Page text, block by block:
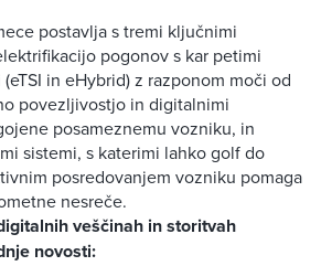
postavlja s tremi ključnimi
pogonov s kar petimi
in eHybrid) z razponom moči od
povezljivostjo in digitalnimi
posameznemu vozniku, in
sistemi, s katerimi lahko golf do
posredovanjem vozniku pomaga
nesreče.
veščinah in storitvah
novosti: